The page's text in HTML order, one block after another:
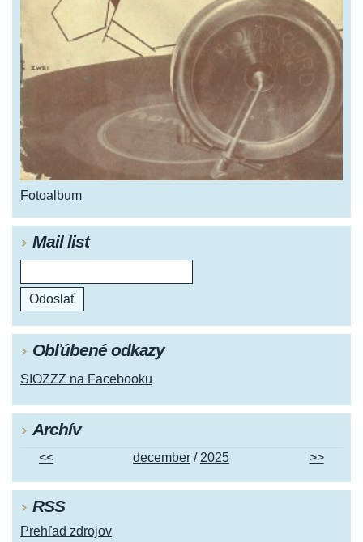
Fotoalbum
Mail list
Obľúbené odkazy
SIOZZZ na Facebooku
Archív
<< december / 2025 >>
RSS
Prehľad zdrojov